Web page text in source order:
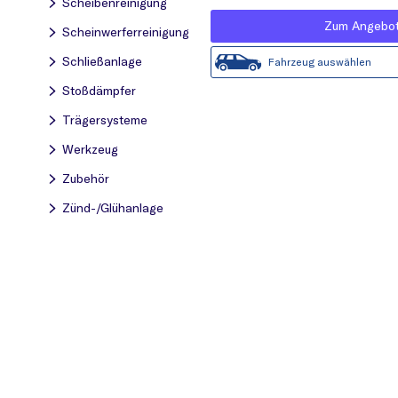
Scheinwerferreinigung
Schließanlage
Stoßdämpfer
Trägersysteme
Werkzeug
Zubehör
Zünd-/Glühanlage
Zum
Fahrzeug auswählen